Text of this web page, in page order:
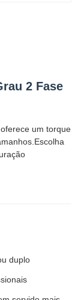
2 Fase
um torque
duplo